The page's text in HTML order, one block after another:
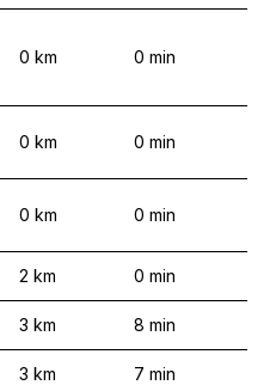
0 km 0 min
0 km 0 min
0 km 0 min
2 km 0 min
3 km 8 min
3 km 7 min